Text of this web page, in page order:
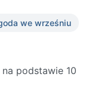
we wrześniu
podstawie 10